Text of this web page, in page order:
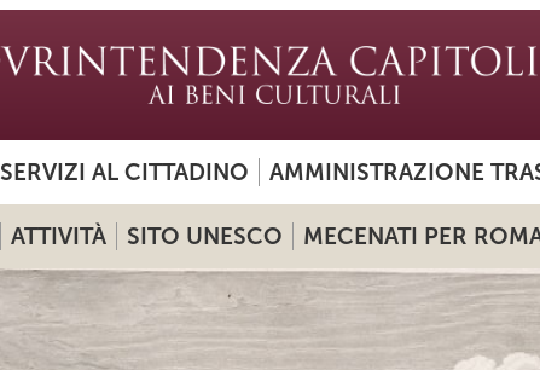
SERVIZI AL CITTADINO AMMINISTRAZIONE
ATTIVITÀ SITO UNESCO MECENATI PER